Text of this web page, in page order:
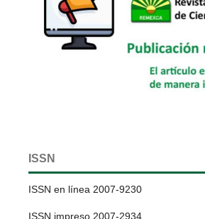
ISSN
ISSN en línea 2007-9230
ISSN impreso 2007-2934